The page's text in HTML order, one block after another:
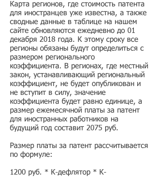
Карта регионов, где стоимость патента
для иностранцев уже известна, а также
сводные данные в таблице на нашем
сайте обновляются ежедневно до 01
декабря 2018 года. К этому сроку все
регионы обязаны будут определиться с
размером регионального
коэффициента. В регионах, где местный
закон, устанавливающий региональный
коэффициент, не будет опубликован и
не вступит в силу, значение
коэффициента будет равно единице, а
размер ежемесячной платы за патент
для иностранных работников на
будущий год составит 2075 руб.
Размер платы за патент рассчитывается
по формуле:
1200 руб. * К-дефлятор * К-